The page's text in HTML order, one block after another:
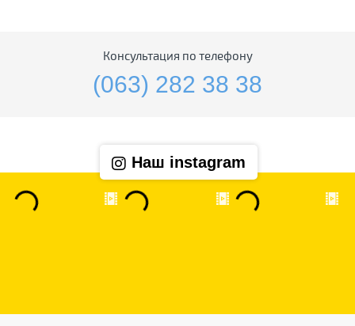
Консультация по телефону
(063) 282 38 38
Наш instagram